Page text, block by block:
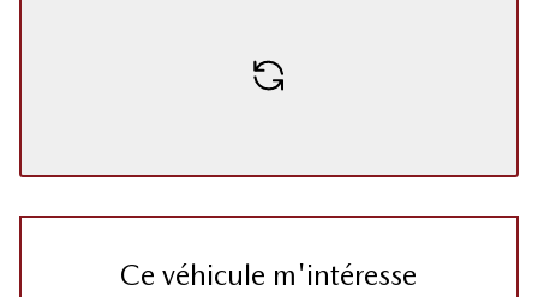
Ce véhicule m'intéresse